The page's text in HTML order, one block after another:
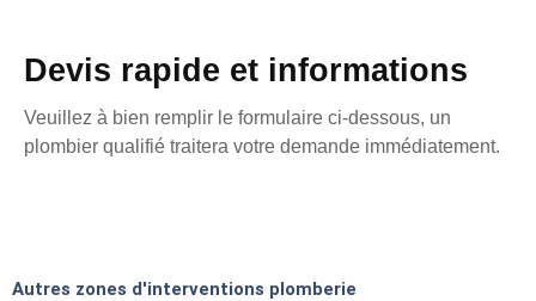
Devis rapide et informations
Veuillez à bien remplir le formulaire ci-dessous, un
plombier qualifié traitera votre demande immédiatement.
Autres zones d'interventions plomberie